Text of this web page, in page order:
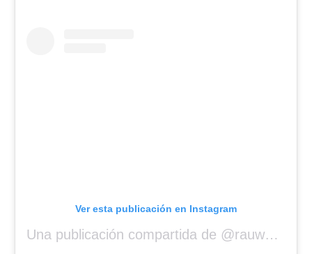
Ver esta publicación en Instagram
Una publicación compartida de @rauwalejandro